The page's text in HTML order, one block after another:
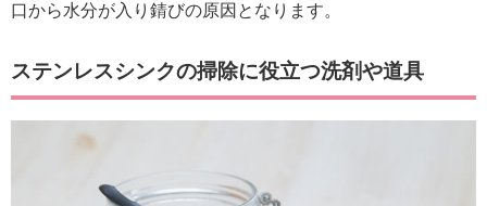
口から水分が入り錆びの原因となります。
ステンレスシンクの掃除に役立つ洗剤や道具